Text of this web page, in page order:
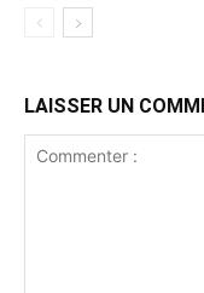
LAISSER UN